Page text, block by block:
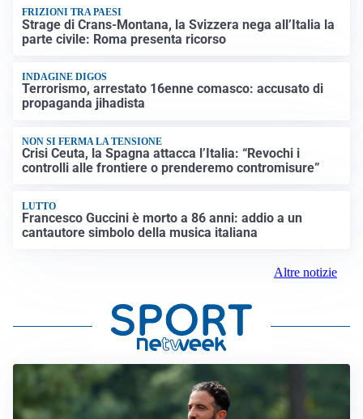
FRIZIONI TRA PAESI
Strage di Crans-Montana, la Svizzera nega all’Italia la
parte civile: Roma presenta ricorso
INDAGINE DIGOS
Terrorismo, arrestato 16enne comasco: accusato di
propaganda jihadista
NON SI FERMA LA TENSIONE
Crisi Ceuta, la Spagna attacca l’Italia: “Revochi i
controlli alle frontiere o prenderemo contromisure”
LUTTO
Francesco Guccini è morto a 86 anni: addio a un
cantautore simbolo della musica italiana
Altre notizie